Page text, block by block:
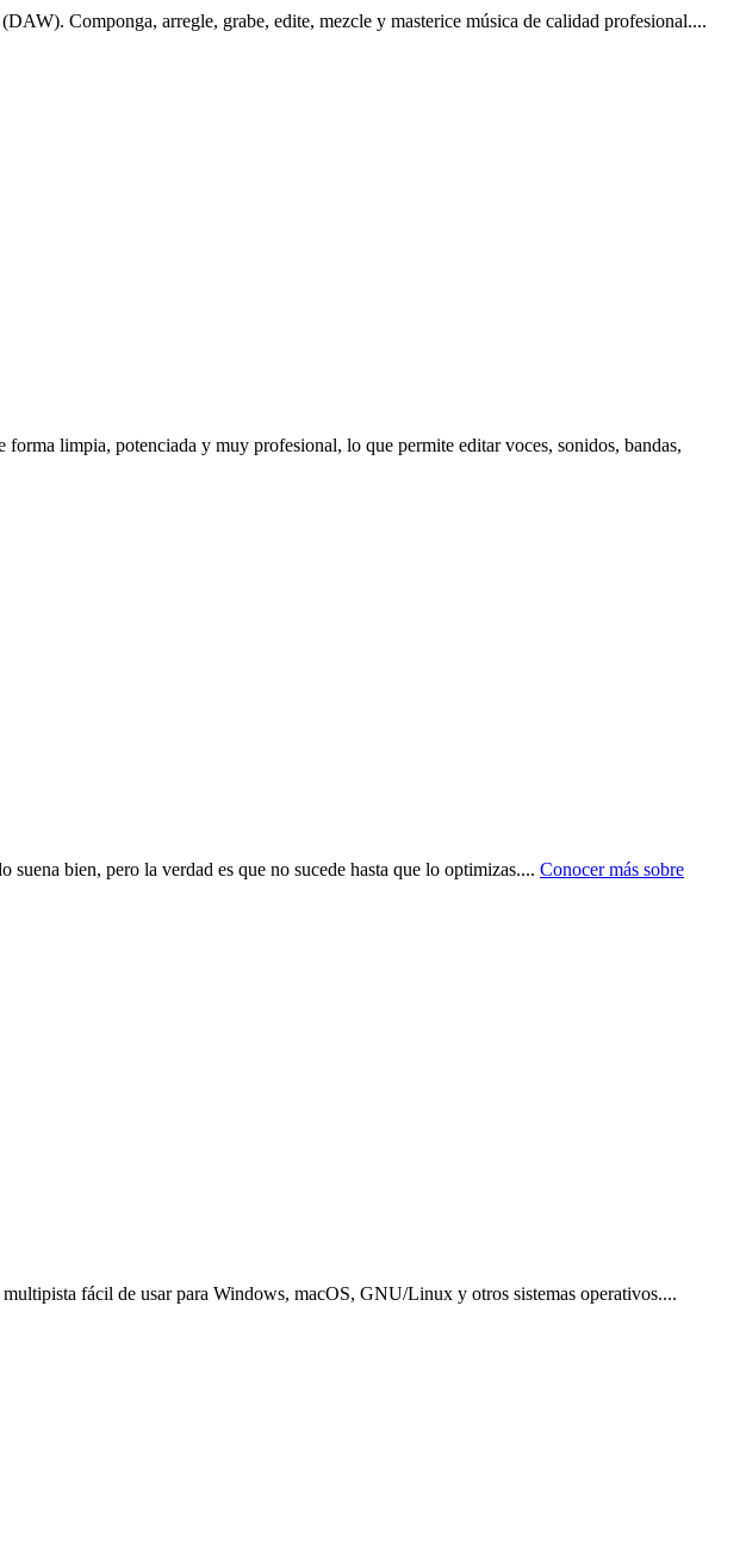
Componga, arregle, grabe, edite, mezcle y masterice música de calidad profesional....
limpia, potenciada y muy profesional, lo que permite editar voces, sonidos, bandas,
bien, pero la verdad es que no sucede hasta que lo optimizas.... Conocer más sobre
fácil de usar para Windows, macOS, GNU/Linux y otros sistemas operativos....